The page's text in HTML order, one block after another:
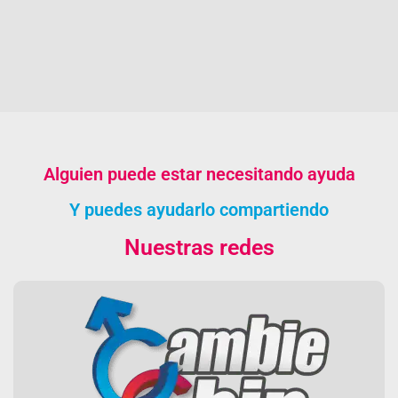
Alguien puede estar necesitando ayuda
Y puedes ayudarlo compartiendo
Nuestras redes